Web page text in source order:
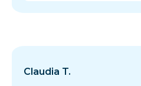
Claudia T.